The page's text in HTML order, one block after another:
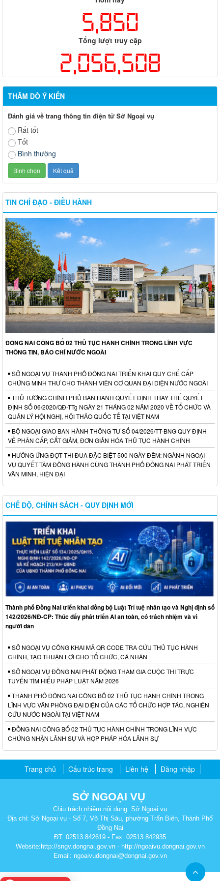
5,850
Tổng lượt truy cập
2,056,508
THĂM DÒ Ý KIẾN
Đánh giá về trang thông tin điện tử Sở Ngoại vụ
Rất tốt
Tốt
Bình thường
TIN CHỈ ĐẠO - ĐIỀU HÀNH
ĐỒNG NAI CÔNG BỐ 02 THỦ TỤC HÀNH CHÍNH TRONG LĨNH VỰC
THÔNG TIN, BÁO CHÍ NƯỚC NGOÀI
SỞ NGOẠI VỤ THÀNH PHỐ ĐỒNG NAI TRIỂN KHAI QUY CHẾ CẤP
CHỨNG MINH THƯ CHO THÀNH VIÊN CƠ QUAN ĐẠI DIỆN NƯỚC NGOÀI
THỦ TƯỚNG CHÍNH PHỦ BAN HÀNH QUYẾT ĐỊNH THAY THẾ QUYẾT
ĐỊNH SỐ 06/2020/QĐ-TTg NGÀY 21 THÁNG 02 NĂM 2020 VỀ TỔ CHỨC VÀ
QUẢN LÝ HỘI NGHỊ, HỘI THẢO QUỐC TẾ TẠI VIỆT NAM
BỘ NGOẠI GIAO BAN HÀNH THÔNG TƯ SỐ 04/2026/TT-BNG QUY ĐỊNH
VỀ PHÂN CẤP, CẮT GIẢM, ĐƠN GIẢN HÓA THỦ TỤC HÀNH CHÍNH
HƯỞNG ỨNG ĐỢT THI ĐUA ĐẶC BIỆT 500 NGÀY ĐÊM: NGÀNH NGOẠI
VỤ QUYẾT TÂM ĐỒNG HÀNH CÙNG THÀNH PHỐ ĐỒNG NAI PHÁT TRIỂN
VĂN MINH, HIỆN ĐẠI
CHẾ ĐỘ, CHÍNH SÁCH - QUY ĐỊNH MỚI
Thành phố Đồng Nai triển khai đồng bộ Luật Trí tuệ nhân tạo và Nghị định số
142/2026/NĐ-CP: Thúc đẩy phát triển AI an toàn, có trách nhiệm và vì
người dân
SỞ NGOẠI VỤ CÔNG KHAI MÃ QR CODE TRA CỨU THỦ TỤC HÀNH
CHÍNH, TẠO THUẬN LỢI CHO TỔ CHỨC, CÁ NHÂN
SỞ NGOẠI VỤ ĐỒNG NAI PHÁT ĐỘNG THAM GIA CUỘC THI TRỰC
TUYẾN TÌM HIỂU PHÁP LUẬT NĂM 2026
THÀNH PHỐ ĐỒNG NAI CÔNG BỐ 02 THỦ TỤC HÀNH CHÍNH TRONG
LĨNH VỰC VĂN PHÒNG ĐẠI DIỆN CỦA CÁC TỔ CHỨC HỢP TÁC, NGHIÊN
CỨU NƯỚC NGOÀI TẠI VIỆT NAM
ĐỒNG NAI CÔNG BỐ 02 THỦ TỤC HÀNH CHÍNH TRONG LĨNH VỰC
CHỨNG NHẬN LÃNH SỰ VÀ HỢP PHÁP HÓA LÃNH SỰ
Trang chủ Cấu trúc trang Liên hệ Đăng nhập
SỞ NGOẠI VỤ
Chịu trách nhiệm nội dung: Sở Ngoại vụ
Địa chỉ: Sở Ngoại vụ - Số 7, Võ Thị Sáu, phường Trấn Biên, Thành Phố
Đồng Nai
ĐT: 02513.842619 - Fax: 02513.842935
Website:http://sngv.dongnai.gov.vn - http://ngoaivu.dongnai.gov.vn
Email: ngoaivudongnai@dongnai.gov.vn